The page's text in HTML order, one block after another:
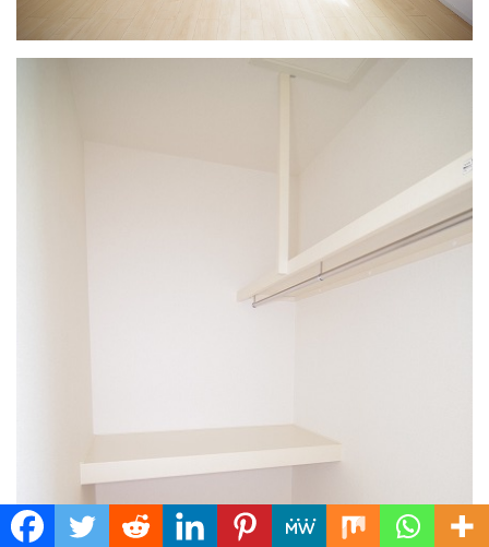
Translate »